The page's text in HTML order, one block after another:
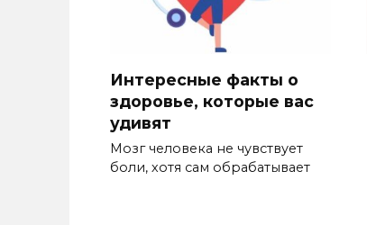
Интересные факты о
здоровье, которые вас
удивят
Мозг человека не чувствует
боли, хотя сам обрабатывает